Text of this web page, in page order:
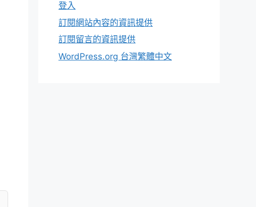
登入
訂閱網站內容的資訊提供
訂閱留言的資訊提供
WordPress.org 台灣繁體中文